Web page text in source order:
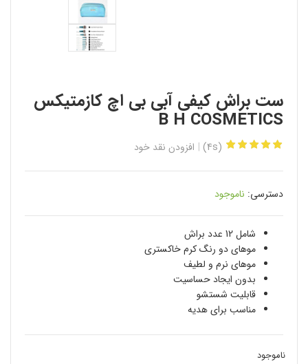
ست براش کیفی آبی بی اچ کازمتیکس
B H COSMETICS
(4s) افزودن نقد خود
دسترسی: ناموجود
شامل 12 عدد براش
موهای دو رنگ کرم خاکستری
موهای نرم و لطیف
بدون ایجاد حساسیت
قابلیت شستشو
مناسب برای هدیه
ناموجود